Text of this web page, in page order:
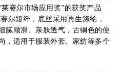
赛尔市场应用奖”的获奖产品
尔短纤，底丝采用再生涤纶，
腻顺滑、亲肤透气，古铜色的使
，适用于服装外套、家纺等多个